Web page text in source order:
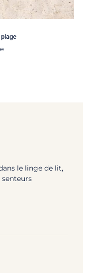
le linge de lit,
senteurs